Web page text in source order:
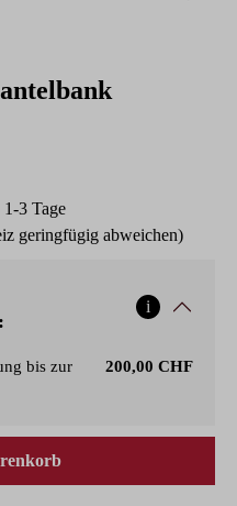
3 Tage
geringfügig abweichen)
i
bis zur
200,00 CHF